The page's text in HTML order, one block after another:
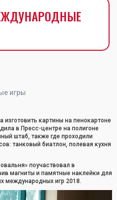
игры
изготовить картины на пенокартоне
в Пресс-центре на полигоне
штаб, также где проходили
танковый биатлон, полевая кухня
поучаствовал в
магниты и памятные наклейки для
международных игр 2018.